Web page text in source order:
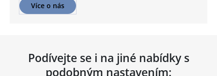
Více o nás
Podívejte se i na jiné nabídky s
podobným nastavením: